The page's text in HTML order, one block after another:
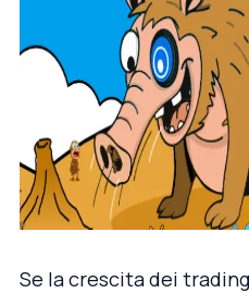
Se la crescita dei